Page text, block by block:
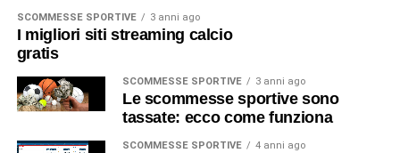
SCOMMESSE SPORTIVE 3 anni ago
I migliori siti streaming calcio
gratis
SCOMMESSE SPORTIVE 3 anni ago
Le scommesse sportive sono
tassate: ecco come funziona
SCOMMESSE SPORTIVE 4 anni ago